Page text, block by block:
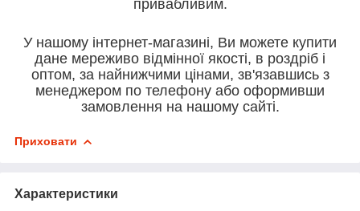
привабливим.
У нашому інтернет-магазині, Ви можете купити
дане мереживо відмінної якості, в роздріб і
оптом, за найнижчими цінами, зв'язавшись з
менеджером по телефону або оформивши
замовлення на нашому сайті.
Приховати
Характеристики